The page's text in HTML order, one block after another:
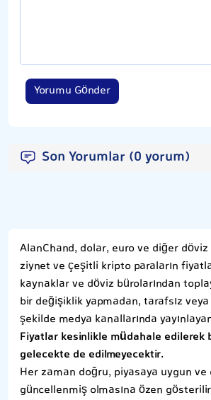
Yorumu Gönder
Son Yorumlar (0 yorum)
AlanChand, dolar, euro ve diğer döviz
ziynet ve çeşitli kripto paraların
kaynaklar ve döviz bürolarından
bir değişiklik yapmadan, tarafsız
şekilde medya kanallarında
Fiyatlar kesinlikle müdahale edilerek
gelecekte de edilmeyecektir.
Her zaman doğru, piyasaya uygun
güncellenmiş olmasına özen